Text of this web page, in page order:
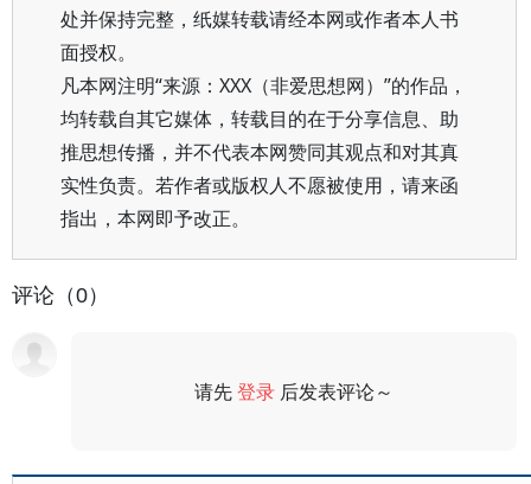
处并保持完整，纸媒转载请经本网或作者本人书
面授权。
凡本网注明“来源：XXX（非爱思想网）”的作品，
均转载自其它媒体，转载目的在于分享信息、助
推思想传播，并不代表本网赞同其观点和对其真
实性负责。若作者或版权人不愿被使用，请来函
指出，本网即予改正。
评论（0）
请先登录 后发表评论～